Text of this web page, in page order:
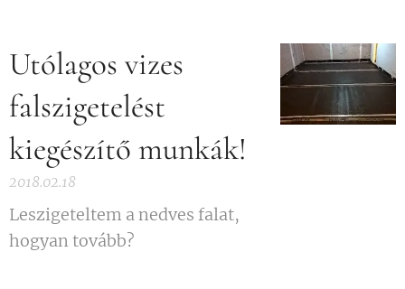
Utólagos vizes
falszigetelést
kiegészítő munkák!
2018.02.18
Leszigeteltem a nedves falat,
hogyan tovább?